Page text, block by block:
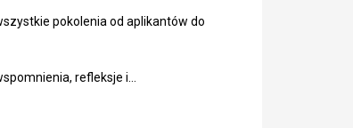
pokolenia od aplikantów do
refleksje i…